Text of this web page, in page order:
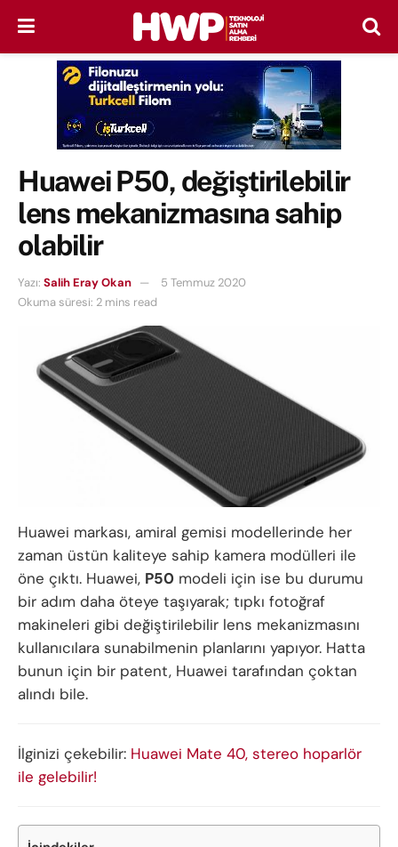
Huawei P50, değiştirilebilir
lens mekanizmasına sahip
olabilir
Yazı: Salih Eray Okan
5 Temmuz 2020
Okuma süresi: 2 mins read
Huawei markası, amiral gemisi modellerinde her
zaman üstün kaliteye sahip kamera modülleri ile
öne çıktı. Huawei, P50 modeli için ise bu durumu
bir adım daha öteye taşıyarak; tıpkı fotoğraf
makineleri gibi değiştirilebilir lens mekanizmasını
kullanıcılara sunabilmenin planlarını yapıyor. Hatta
bunun için bir patent, Huawei tarafından çoktan
alındı bile.
İlginizi çekebilir: Huawei Mate 40, stereo hoparlör
ile gelebilir!